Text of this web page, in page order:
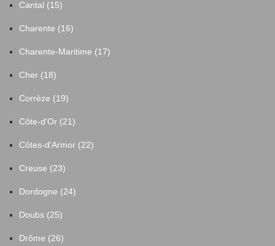
Cantal (15)
Charente (16)
Charente-Maritime (17)
Cher (18)
Corrèze (19)
Côte-d'Or (21)
Côtes-d'Armor (22)
Creuse (23)
Dordogne (24)
Doubs (25)
Drôme (26)